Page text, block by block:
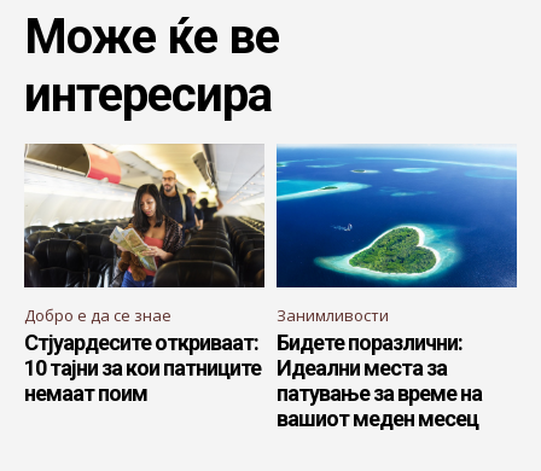
Може ќе ве
интересира
Добро е да се знае
Стјуардесите откриваат:
10 тајни за кои патниците
немаат поим
Занимливости
Бидете поразлични:
Идеални места за
патување за време на
вашиот меден месец